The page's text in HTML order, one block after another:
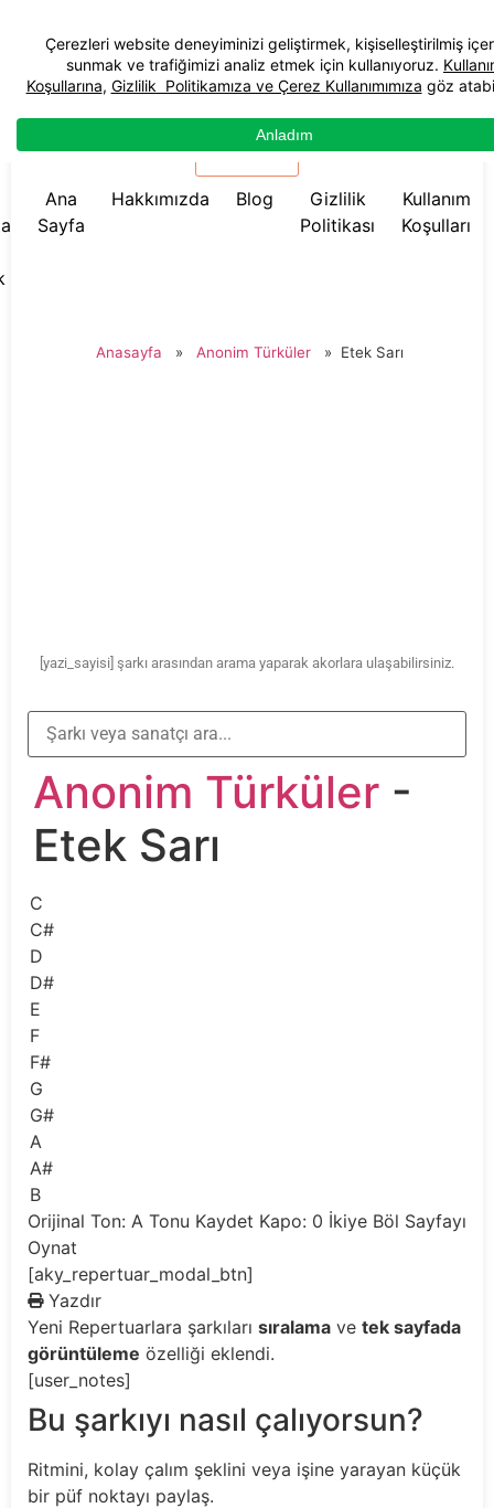
☰ Menü
Ana
Sayfa
Hakkımızda Blog
Gizlilik
Politikası
Kullanım
Koşulları
Anasayfa » Anonim Türküler » Etek Sarı
[yazi_sayisi] şarkı arasından arama yaparak akorlara ulaşabilirsiniz.
Anonim Türküler -
Etek Sarı
C
C#
D
D#
E
F
F#
G
G#
A
A#
B
Orijinal Ton: A Tonu Kaydet Kapo: 0 İkiye Böl Sayfayı
Oynat
[aky_repertuar_modal_btn]
Yazdır
Yeni Repertuarlara şarkıları sıralama ve tek sayfada
görüntüleme özelliği eklendi.
[user_notes]
Bu şarkıyı nasıl çalıyorsun?
Ritmini, kolay çalım şeklini veya işine yarayan küçük
bir püf noktayı paylaş.